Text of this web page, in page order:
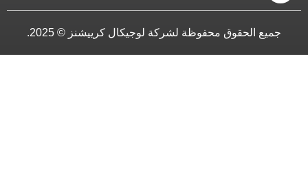
جميع الحقوق محفوظة لشركة لوجيكال كرييشنز © 2025.